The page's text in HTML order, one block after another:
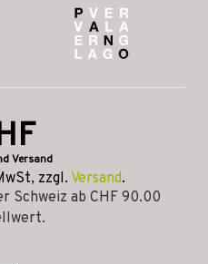
Versand
zzgl. Versand.
Schweiz ab CHF 90.00